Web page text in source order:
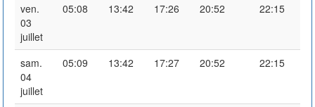
ven.
03
juillet
05:08 13:42 17:26 20:52 22:15
sam.
04
juillet
05:09 13:42 17:27 20:52 22:15